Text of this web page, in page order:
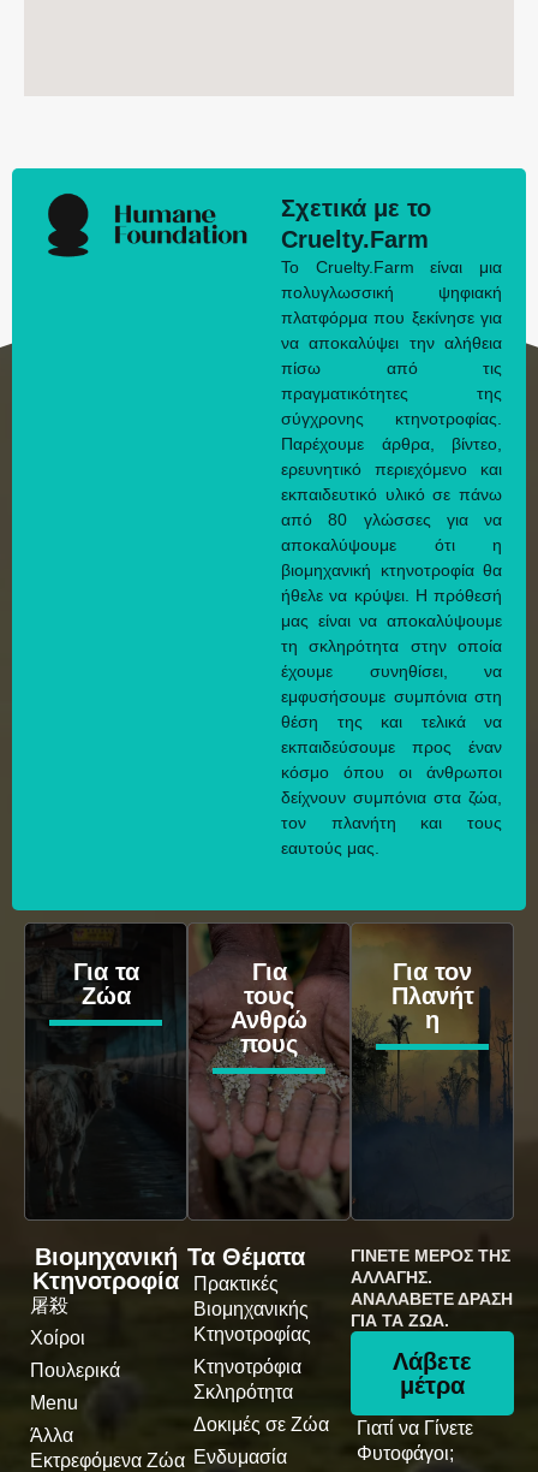
Σχετικά με το
Cruelty.Farm
Το Cruelty.Farm είναι μια
πολυγλωσσική ψηφιακή
πλατφόρμα που ξεκίνησε για
να αποκαλύψει την αλήθεια
πίσω από τις
πραγματικότητες της
σύγχρονης κτηνοτροφίας.
Παρέχουμε άρθρα, βίντεο,
ερευνητικό περιεχόμενο και
εκπαιδευτικό υλικό σε πάνω
από 80 γλώσσες για να
αποκαλύψουμε ότι η
βιομηχανική κτηνοτροφία θα
ήθελε να κρύψει. Η πρόθεσή
μας είναι να αποκαλύψουμε
τη σκληρότητα στην οποία
έχουμε συνηθίσει, να
εμφυσήσουμε συμπόνια στη
θέση της και τελικά να
εκπαιδεύσουμε προς έναν
κόσμο όπου οι άνθρωποι
δείχνουν συμπόνια στα ζώα,
τον πλανήτη και τους
εαυτούς μας.
Για τα
Ζώα
Για
τους
Ανθρώ
πους
Για τον
Πλανήτ
η
Βιομηχανική
Κτηνοτροφία
屠殺
Χοίροι
Πουλερικά
Menu
Άλλα
Εκτρεφόμενα Ζώα
Τα Θέματα
Πρακτικές
Βιομηχανικής
Κτηνοτροφίας
Κτηνοτρόφια
Σκληρότητα
Δοκιμές σε Ζώα
Ενδυμασία
ΓΊΝΕΤΕ ΜΈΡΟΣ ΤΗΣ
ΑΛΛΑΓΉΣ.
ΑΝΑΛΆΒΕΤΕ ΔΡΆΣΗ
ΓΙΑ ΤΑ ΖΏΑ.
Λάβετε
μέτρα
Γιατί να Γίνετε
Φυτοφάγοι;